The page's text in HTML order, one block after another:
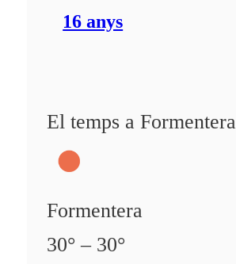
16 anys
El temps a Formentera
Formentera
30° – 30°